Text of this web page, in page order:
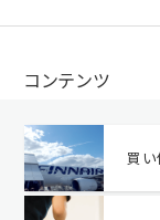
コンテンツ
買